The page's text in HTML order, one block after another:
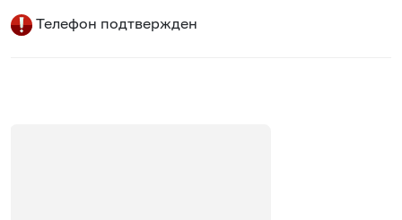
Телефон подтвержден